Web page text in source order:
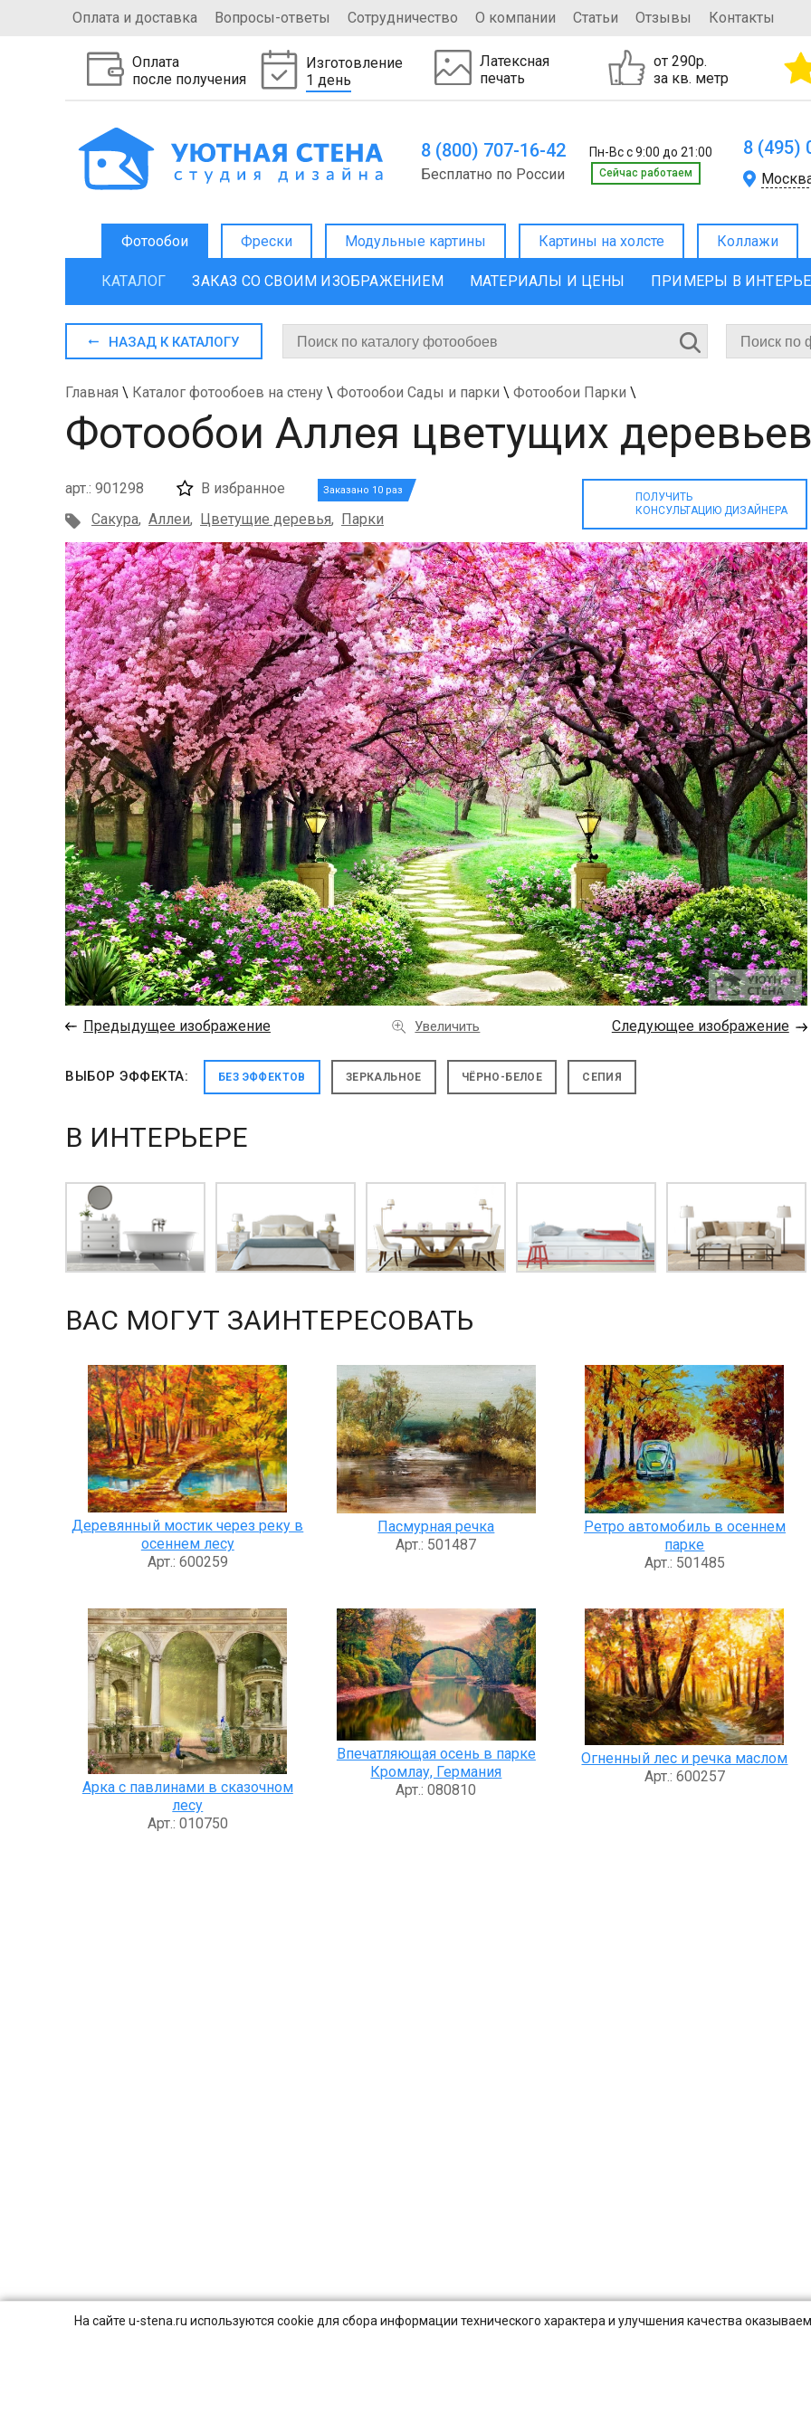
На сайте u-stena.ru используются cookie для сбора информации технического характера и улучшения качества
Оплата и доставка Вопросы-ответы Сотрудничество О компании Статьи Отзывы Контакты
Оплата
после получения
Изготовление
1 день
Латексная
печать
от 290р.
за кв. метр
8 (800) 707-16-42 Пн-Вс с 9:00 до 21:00
Бесплатно по России Cейчас работаем
8 (495)
Фотообои Фрески Модульные картины Картины на холсте Коллажи
КАТАЛОГ ЗАКАЗ СО СВОИМ ИЗОБРАЖЕНИЕМ МАТЕРИАЛЫ И ЦЕНЫ ПРИМЕРЫ В
НАЗАД К КАТАЛОГУ
Главная \ Каталог фотообоев на стену \ Фотообои Сады и парки \ Фотообои Парки \
Фотообои Аллея цветущих
арт.: 901298 В избранное Заказано 10 раз
Сакура, Аллеи, Цветущие деревья, Парки
ПОЛУЧИТЬ
КОНСУЛЬТАЦИЮ ДИЗАЙНЕРА
← Предыдущее изображение Увеличить Следующее изображение →
ВЫБОР ЭФФЕКТА: БЕЗ ЭФФЕКТОВ ЗЕРКАЛЬНОЕ ЧЁРНО-БЕЛОЕ СЕПИЯ
В ИНТЕРЬЕРЕ
ВАС МОГУТ ЗАИНТЕРЕСОВАТЬ
Деревянный мостик через реку в
осеннем лесу
Арт.: 600259
Пасмурная речка
Арт.: 501487
Ретро автомобиль в осеннем
парке
Арт.: 501485
Арка с павлинами в сказочном
лесу
Арт.: 010750
Впечатляющая осень в парке
Кромлау, Германия
Арт.: 080810
Огненный лес и речка маслом
Арт.: 600257